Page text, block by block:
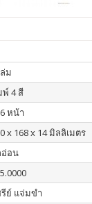
ล่ม
4 สี
หน้า
x 168 x 14 มิลลิเมตร
อน
ย์ แจ่มขำ